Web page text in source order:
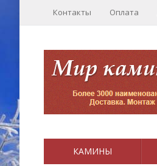
Контакты Оплата
КАМИНЫ